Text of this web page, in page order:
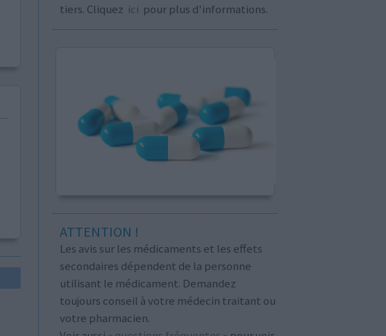
tiers. Cliquez ici pour plus d'informations.
ATTENTION !
Les avis sur les médicaments et les effets
secondaires dépendent de la personne
utilisant le médicament. Demandez
toujours conseil à votre médecin traitant ou
votre pharmacien.